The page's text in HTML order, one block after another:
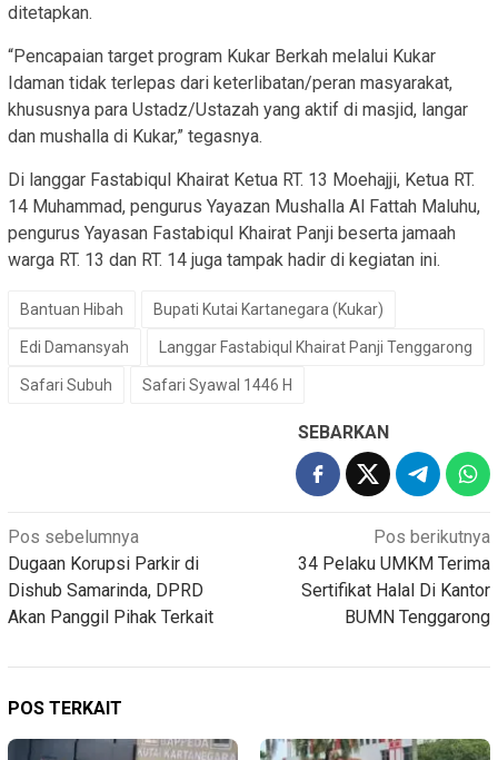
ditetapkan.
“Pencapaian target program Kukar Berkah melalui Kukar
Idaman tidak terlepas dari keterlibatan/peran masyarakat,
khususnya para Ustadz/Ustazah yang aktif di masjid, langar
dan mushalla di Kukar,” tegasnya.
Di langgar Fastabiqul Khairat Ketua RT. 13 Moehajji, Ketua RT.
14 Muhammad, pengurus Yayazan Mushalla Al Fattah Maluhu,
pengurus Yayasan Fastabiqul Khairat Panji beserta jamaah
warga RT. 13 dan RT. 14 juga tampak hadir di kegiatan ini.
Bantuan Hibah Bupati Kutai Kartanegara (Kukar)
Edi Damansyah Langgar Fastabiqul Khairat Panji Tenggarong
Safari Subuh Safari Syawal 1446 H
SEBARKAN
Navigasi
pos
Pos sebelumnya
Dugaan Korupsi Parkir di
Dishub Samarinda, DPRD
Akan Panggil Pihak Terkait
Pos berikutnya
34 Pelaku UMKM Terima
Sertifikat Halal Di Kantor
BUMN Tenggarong
POS TERKAIT